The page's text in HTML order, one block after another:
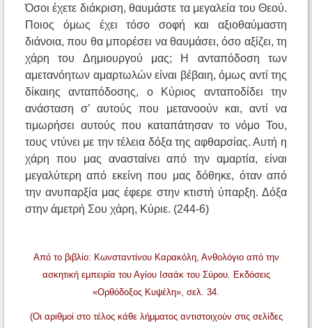
Όσοι έχετε διάκριση, θαυμάστε τα μεγαλεία του Θεού.
Ποιος όμως έχει τόσο σοφή και αξιοθαύμαστη
διάνοια, που θα μπορέσει να θαυμάσει, όσο αξίζει, τη
χάρη του Δημιουργού μας; Η ανταπόδοση των
αμετανόητων αμαρτωλών είναι βέβαιη, όμως αντί της
δίκαιης ανταπόδοσης, ο Κύριος ανταποδίδει την
ανάσταση σ’ αυτούς που μετανοούν και, αντί να
τιμωρήσει αυτούς που καταπάτησαν το νόμο Του,
τους ντύνει με την τέλεια δόξα της αφθαρσίας. Αυτή η
χάρη που μας ανασταίνει από την αμαρτία, είναι
μεγαλύτερη από εκείνη που μας δόθηκε, όταν από
την ανυπαρξία μας έφερε στην κτιστή ύπαρξη. Δόξα
στην άμετρή Σου χάρη, Κύριε. (244-6)
Από το βιβλίο: Κωνσταντίνου Καρακόλη, Ανθολόγιο από την
ασκητική εμπειρία του Αγίου Ισαάκ του Σύρου. Εκδόσεις
«Ορθόδοξος Κυψέλη», σελ. 34.
(Οι αριθμοί στο τέλος κάθε λήμματος αντιστοιχούν στις σελίδες